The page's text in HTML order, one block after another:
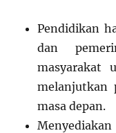
Pendidikan
dan
masyarakat
melanjutkan
masa depan.